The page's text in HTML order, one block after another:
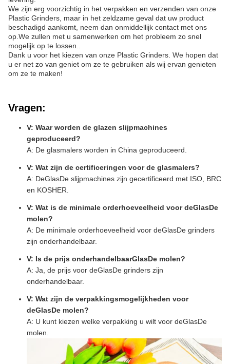
We zijn erg voorzichtig in het verpakken en verzenden van onze
Plastic Grinders, maar in het zeldzame geval dat uw product
beschadigd aankomt, neem dan onmiddellijk contact met ons
op.We zullen met u samenwerken om het probleem zo snel
mogelijk op te lossen..
Dank u voor het kiezen van onze Plastic Grinders. We hopen dat
u er net zo van geniet om ze te gebruiken als wij ervan genieten
om ze te maken!
Vragen:
V: Waar worden de glazen slijpmachines
geproduceerd?
A: De glasmalers worden in China geproduceerd.
V: Wat zijn de certificeringen voor de glasmalers?
A: DeGlasDe slijpmachines zijn gecertificeerd met ISO, BRC
en KOSHER.
V: Wat is de minimale orderhoeveelheid voor deGlasDe
molen?
A: De minimale orderhoeveelheid voor deGlasDe grinders
zijn onderhandelbaar.
V: Is de prijs onderhandelbaarGlasDe molen?
A: Ja, de prijs voor deGlasDe grinders zijn
onderhandelbaar.
V: Wat zijn de verpakkingsmogelijkheden voor
deGlasDe molen?
A: U kunt kiezen welke verpakking u wilt voor deGlasDe
molen.